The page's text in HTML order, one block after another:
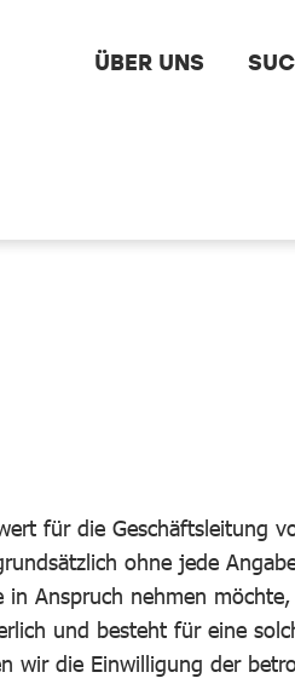
ÜBER UNS
für die Geschäftsleitung
ohne jede
in Anspruch nehmen
und besteht für eine
wir die Einwilligung der